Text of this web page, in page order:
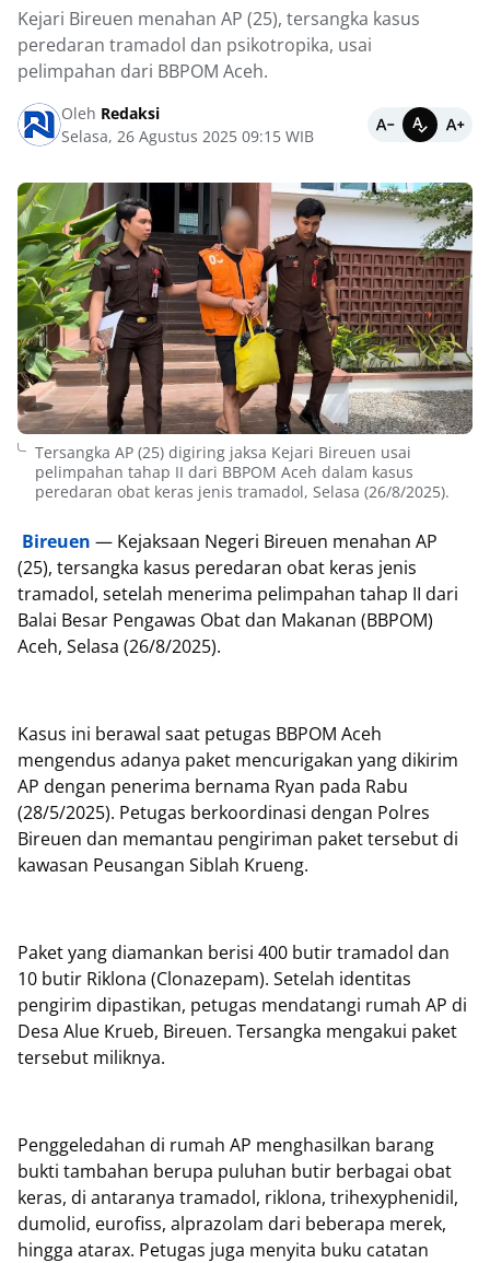
Kejari Bireuen menahan AP (25), tersangka kasus
peredaran tramadol dan psikotropika, usai
pelimpahan dari BBPOM Aceh.
Oleh Redaksi
Selasa, 26 Agustus 2025 09:15 WIB
Tersangka AP (25) digiring jaksa Kejari Bireuen usai
pelimpahan tahap II dari BBPOM Aceh dalam kasus
peredaran obat keras jenis tramadol, Selasa (26/8/2025).
Bireuen — Kejaksaan Negeri Bireuen menahan AP
(25), tersangka kasus peredaran obat keras jenis
tramadol, setelah menerima pelimpahan tahap II dari
Balai Besar Pengawas Obat dan Makanan (BBPOM)
Aceh, Selasa (26/8/2025).
Kasus ini berawal saat petugas BBPOM Aceh
mengendus adanya paket mencurigakan yang dikirim
AP dengan penerima bernama Ryan pada Rabu
(28/5/2025). Petugas berkoordinasi dengan Polres
Bireuen dan memantau pengiriman paket tersebut di
kawasan Peusangan Siblah Krueng.
Paket yang diamankan berisi 400 butir tramadol dan
10 butir Riklona (Clonazepam). Setelah identitas
pengirim dipastikan, petugas mendatangi rumah AP di
Desa Alue Krueb, Bireuen. Tersangka mengakui paket
tersebut miliknya.
Penggeledahan di rumah AP menghasilkan barang
bukti tambahan berupa puluhan butir berbagai obat
keras, di antaranya tramadol, riklona, trihexyphenidil,
dumolid, eurofiss, alprazolam dari beberapa merek,
hingga atarax. Petugas juga menyita buku catatan